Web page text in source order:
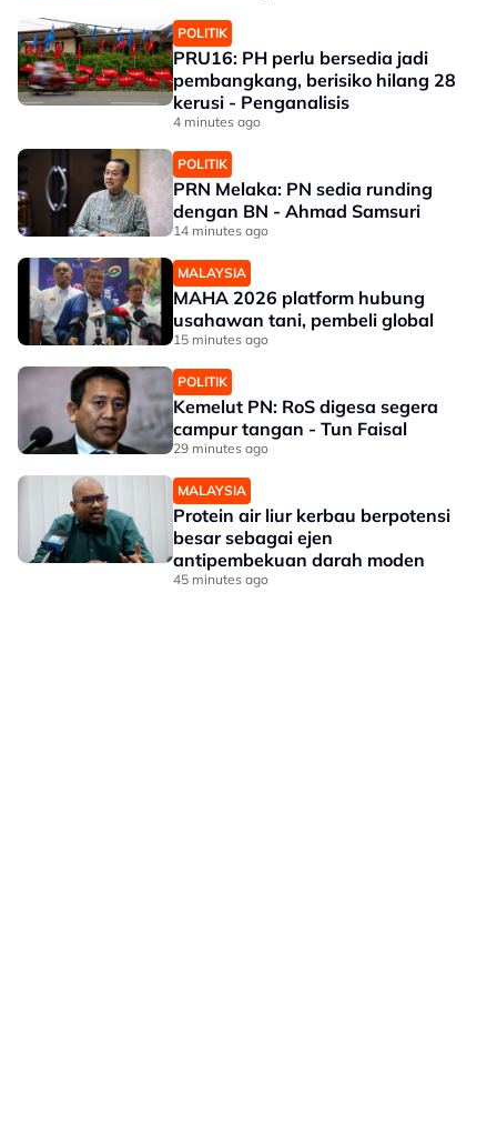
POLITIK
PRU16: PH perlu bersedia jadi
pembangkang, berisiko hilang 28
kerusi - Penganalisis
4 minutes ago
POLITIK
PRN Melaka: PN sedia runding
dengan BN - Ahmad Samsuri
14 minutes ago
MALAYSIA
MAHA 2026 platform hubung
usahawan tani, pembeli global
15 minutes ago
POLITIK
Kemelut PN: RoS digesa segera
campur tangan - Tun Faisal
29 minutes ago
MALAYSIA
Protein air liur kerbau berpotensi
besar sebagai ejen
antipembekuan darah moden
45 minutes ago